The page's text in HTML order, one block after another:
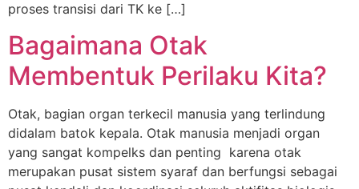
proses transisi dari TK ke […]
Bagaimana Otak
Membentuk Perilaku Kita?
Otak, bagian organ terkecil manusia yang terlindung
didalam batok kepala. Otak manusia menjadi organ
yang sangat kompelks dan penting karena otak
merupakan pusat sistem syaraf dan berfungsi sebagai